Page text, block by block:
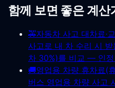
함께 보면 좋은 계산
🚕자동차 사고 대차료·
사고로 내 차 수리 시 받
차 30%)를 비교 — 인정
🚚영업용 차량 휴차료(
버스 영업용 차량 사고